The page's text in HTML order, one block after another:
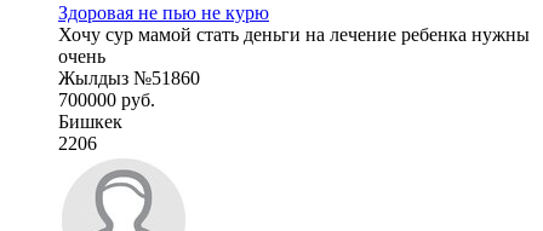
Здоровая не пью не курю
Хочу сур мамой стать деньги на лечение ребенка нужны
очень
Жылдыз №51860
700000 руб.
Бишкек
2206